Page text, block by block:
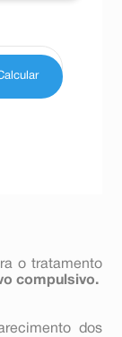
o tratamento
compulsivo.
dos